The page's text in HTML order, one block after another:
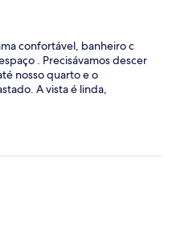
confortável, banheiro c
. Precisávamos descer
nosso quarto e o
A vista é linda,